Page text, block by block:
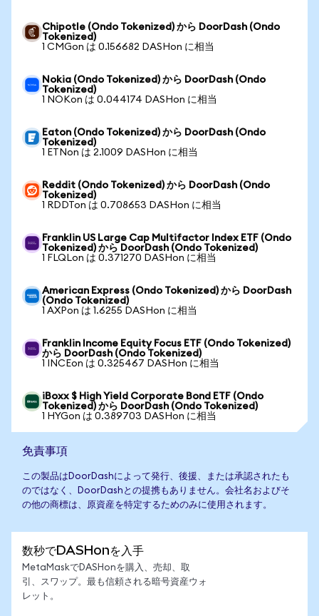
Chipotle (Ondo Tokenized) から DoorDash (Ondo
Tokenized)
1 CMGon は 0.156682 DASHon に相当
Nokia (Ondo Tokenized) から DoorDash (Ondo
Tokenized)
1 NOKon は 0.044174 DASHon に相当
Eaton (Ondo Tokenized) から DoorDash (Ondo
Tokenized)
1 ETNon は 2.1009 DASHon に相当
Reddit (Ondo Tokenized) から DoorDash (Ondo
Tokenized)
1 RDDTon は 0.708653 DASHon に相当
Franklin US Large Cap Multifactor Index ETF (Ondo
Tokenized) から DoorDash (Ondo Tokenized)
1 FLQLon は 0.371270 DASHon に相当
American Express (Ondo Tokenized) から DoorDash
(Ondo Tokenized)
1 AXPon は 1.6255 DASHon に相当
Franklin Income Equity Focus ETF (Ondo Tokenized)
から DoorDash (Ondo Tokenized)
1 INCEon は 0.325467 DASHon に相当
iBoxx $ High Yield Corporate Bond ETF (Ondo
Tokenized) から DoorDash (Ondo Tokenized)
1 HYGon は 0.389703 DASHon に相当
免責事項
この製品はDoorDashによって発行、後援、または承認されたも
のではなく、DoorDashとの提携もありません。会社名およびそ
の他の商標は、原資産を特定するためのみに使用されます。
数秒でDASHonを入手
MetaMaskでDASHonを購入、売却、取
引、スワップ。最も信頼される暗号資産ウォ
レット。